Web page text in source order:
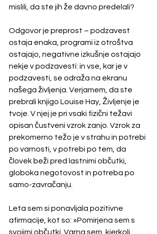
mislili, da ste jih že davno predelali?
Odgovor je preprost – podzavest
ostaja enaka, programi iz otroštva
ostajajo, negativne izkušnje ostajajo
nekje v podzavesti: in vse, kar je v
podzavesti, se odraža na ekranu
našega življenja. Verjamem, da ste
prebrali knjigo Louise Hay, Življenje je
tvoje. V njej je pri vsaki fizični težavi
opisan čustveni vzrok zanjo. Vzrok za
prekomerno težo je v strahu in potrebi
po varnosti, v potrebi po tem, da
človek beži pred lastnimi občutki,
globoka negotovost in potreba po
samo-zavračanju.
Leta sem si ponavljala pozitivne
afirmacije, kot so: »Pomirjena sem s
svojimi občutki. Varna sem, kjerkoli